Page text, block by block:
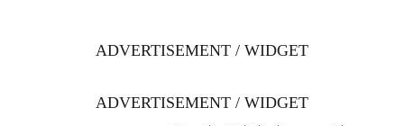
ADVERTISEMENT / WIDGET
ADVERTISEMENT / WIDGET